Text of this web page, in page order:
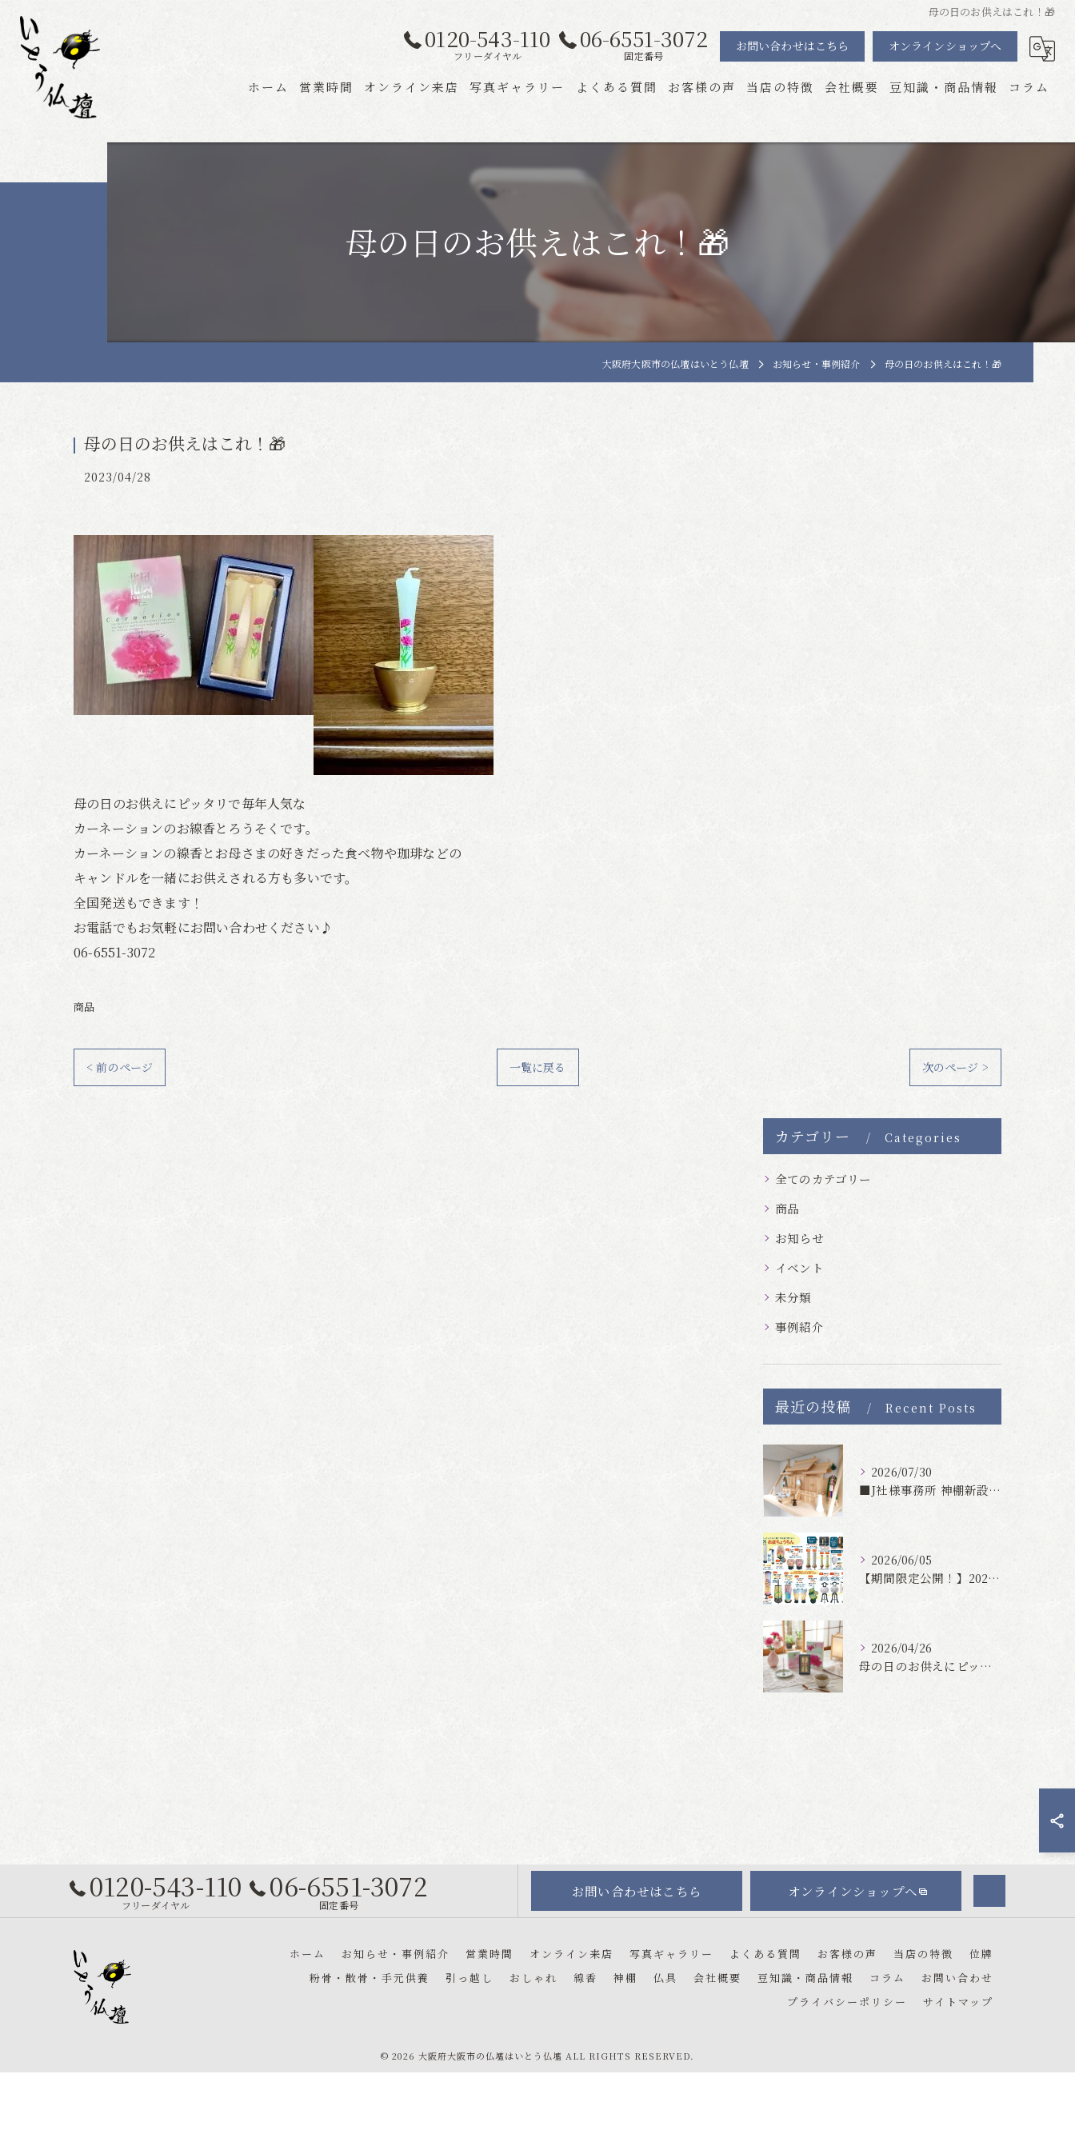
母の日のお供えはこれ！🎁
0120-543-110
フリーダイヤル
06-6551-3072
固定番号
お問い合わせはこちら オンラインショップへ
ホーム 営業時間 オンライン来店 写真ギャラリー よくある質問 お客様の声 当店の特徴
位牌
仏具
会社概要 豆知識・商品情報 コラム
母の日のお供えはこれ！🎁
大阪府大阪市の仏壇はいとう仏壇 お知らせ・事例紹介 母の日のお供えはこれ！🎁
母の日のお供えはこれ！🎁
2023/04/28
母の日のお供えにピッタリで毎年人気な
カーネーションのお線香とろうそくです。
カーネーションの線香とお母さまの好きだった食べ物や珈琲などの
キャンドルを一緒にお供えされる方も多いです。
全国発送もできます！
お電話でもお気軽にお問い合わせください♪
06-6551-3072
商品
< 前のページ 一覧に戻る 次のページ >
カテゴリー Categories
全てのカテゴリー
商品
お知らせ
イベント
未分類
事例紹介
最近の投稿 Recent Posts
2026/07/30
■J社様事務所 神棚新設事例
2026/06/05
【期間限定公開！】2026年お盆ちょうちん・お盆飾りカタログ
2026/04/26
母の日のお供えにピッタリな線香・ろうそく
0120-543-110
フリーダイヤル
06-6551-3072
固定番号
お問い合わせはこちら オンラインショップへ
ホーム お知らせ・事例紹介 営業時間 オンライン来店 写真ギャラリー よくある質問 お客様の声 当店の特徴
位牌
粉骨・散骨・手元供養
引っ越し おしゃれ 線香 神棚 仏具 会社概要 豆知識・商品情報 コラム
お問い合わせ
プライバシーポリシー
サイトマップ
© 2026 大阪府大阪市の仏壇はいとう仏壇 ALL RIGHTS RESERVED.